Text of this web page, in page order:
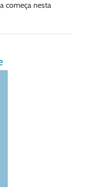
começa nesta